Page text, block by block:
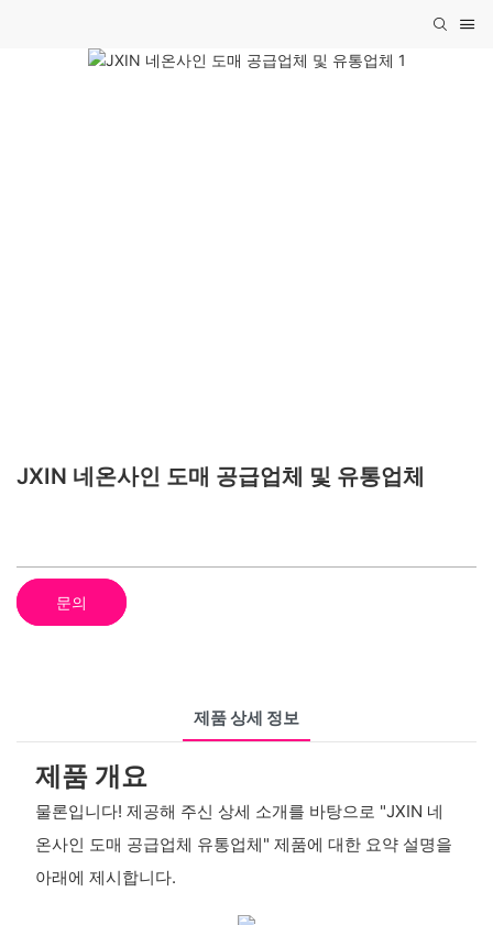
JXIN 네온사인 도매 공급업체 및 유통업체
문의
제품 상세 정보
제품 개요
물론입니다! 제공해 주신 상세 소개를 바탕으로 "JXIN 네
온사인 도매 공급업체 유통업체" 제품에 대한 요약 설명을
아래에 제시합니다.